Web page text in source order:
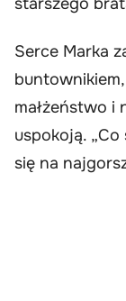
Serce Marka
buntownikiem,
małżeństwo i
uspokoją.
się na